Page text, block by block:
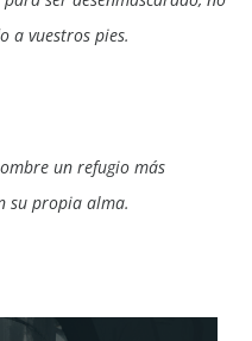
a vuestros pies.
un refugio más
su propia alma.